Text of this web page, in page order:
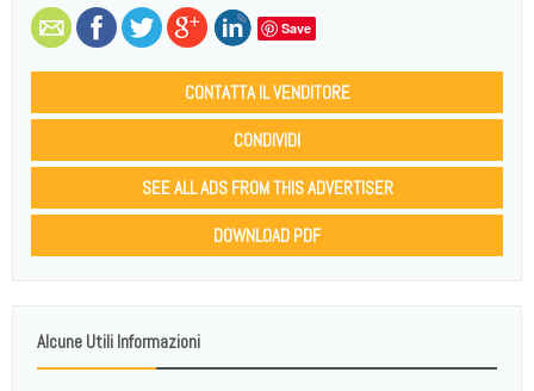
Save
CONTATTA IL VENDITORE
CONDIVIDI
SEE ALL ADS FROM THIS ADVERTISER
DOWNLOAD PDF
Alcune Utili Informazioni